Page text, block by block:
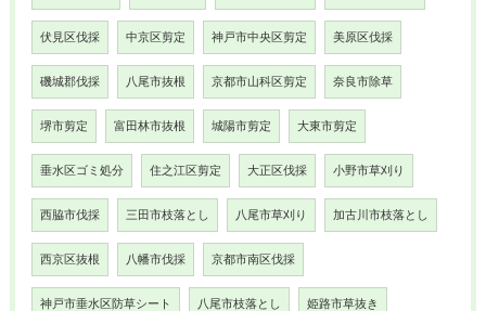
伏見区伐採 中京区剪定 神戸市中央区剪定 美原区伐採
磯城郡伐採 八尾市抜根 京都市山科区剪定 奈良市除草
堺市剪定 富田林市抜根 城陽市剪定 大東市剪定
垂水区ゴミ処分 住之江区剪定 大正区伐採 小野市草刈り
西脇市伐採 三田市枝落とし 八尾市草刈り 加古川市枝落とし
西京区抜根 八幡市伐採 京都市南区伐採
神戸市垂水区防草シート 八尾市枝落とし 姫路市草抜き